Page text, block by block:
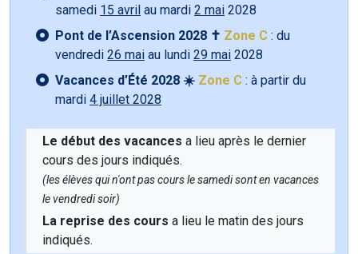
samedi 15 avril au mardi 2 mai 2028
Pont de l’Ascension 2028 ✝️ Zone C : du
vendredi 26 mai au lundi 29 mai 2028
Vacances d’Été 2028 ☀️ Zone C : à partir du
mardi 4 juillet 2028
Le début des vacances a lieu après le dernier
cours des jours indiqués.
(les élèves qui n'ont pas cours le samedi sont en vacances
le vendredi soir)
La reprise des cours a lieu le matin des jours
indiqués.